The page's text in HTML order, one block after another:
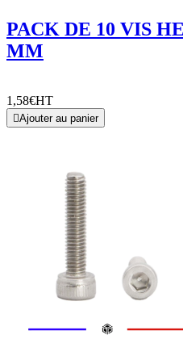
PACK DE 10 VIS
MM
1,58€HT
Ajouter au panier